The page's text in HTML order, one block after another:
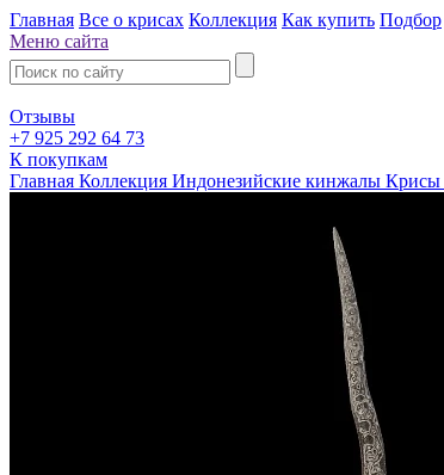
Главная Все о крисах Коллекция Как купить Подбор
Меню сайта
Отзывы
+7 925 292 64 73
К покупкам
Главная Коллекция Индонезийские кинжалы Крисы